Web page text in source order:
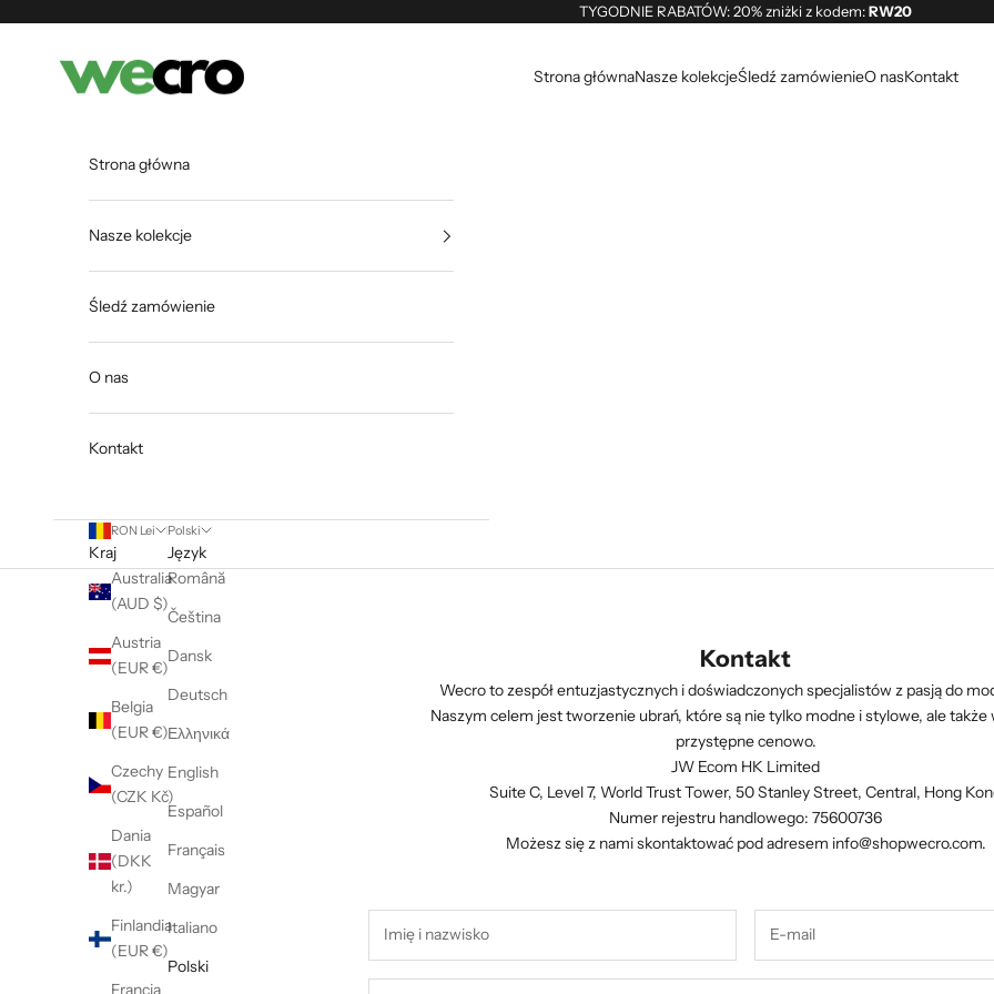
TYGODNIE RABATÓW: 20% zniżki z kodem:RW20
Shopwecro
Strona głównaNasze kolekcjeŚledź zamówienieO nasKontakt
Strona główna
Nasze kolekcje
Śledź zamówienie
O nas
Kontakt
RON Lei
Kraj
Australia
(AUD $)
Austria
(EUR €)
Belgia
(EUR €)
Czechy
(CZK Kč)
Dania
(DKK
kr.)
Finlandia
(EUR €)
Francja
Polski
Język
Română
Čeština
Dansk
Deutsch
Ελληνικά
English
Español
Français
Magyar
Italiano
Polski
Kontakt
Wecro to zespół entuzjastycznych i doświadczonych specjalistów z pasją do
Naszym celem jest tworzenie ubrań, które są nie tylko modne i stylowe, ale także
przystępne cenowo.
JW Ecom HK Limited
Suite C, Level 7, World Trust Tower, 50 Stanley Street, Central, Hong
Numer rejestru handlowego: 75600736
Możesz się z nami skontaktować pod adresem info@shopwecro.com.